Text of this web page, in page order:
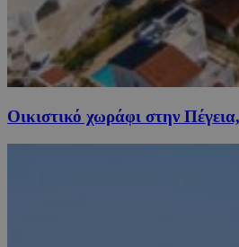
Οικιστικό χωράφι στην